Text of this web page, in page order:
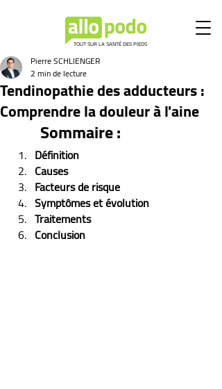
TOUT SUR LA SANTÉ DES PIEDS
Tendinopathie des adducteurs :
Comprendre la douleur à l'aine
Pierre SCHLIENGER
2 min de lecture
Sommaire :
Définition
Causes
Facteurs de risque
Symptômes et évolution
Traitements
Conclusion